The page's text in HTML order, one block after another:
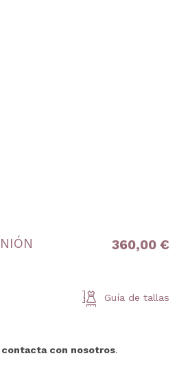
360,00 €
Guía de tallas
contacta con nosotros.